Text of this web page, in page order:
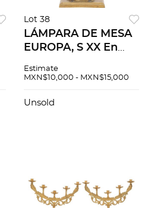
Lot 38
LÁMPARA DE MESA
EUROPA, S XX En
para dos luces
motivos orgánicos y
Estimate
MXN$10,000 - MXN$15,000
Unsold